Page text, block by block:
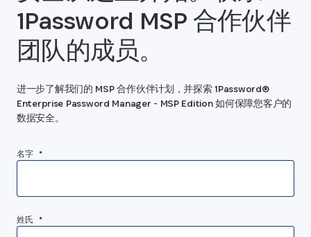
1Password MSP 合作伙伴
团队的成员。
进一步了解我们的 MSP 合作伙伴计划，并探索 1Password®
Enterprise Password Manager - MSP Edition 如何保障您客户的
数据安全。
名字 *
姓氏 *